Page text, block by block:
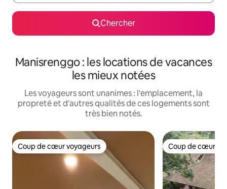
Chercher
Manisrenggo : les locations de vacances
les mieux notées
Les voyageurs sont unanimes : l'emplacement, la
propreté et d'autres qualités de ces logements sont
très bien notés.
Coup de cœur voyageurs
Coup de cœur voyageurs Coup de cœur
Coup de cœur